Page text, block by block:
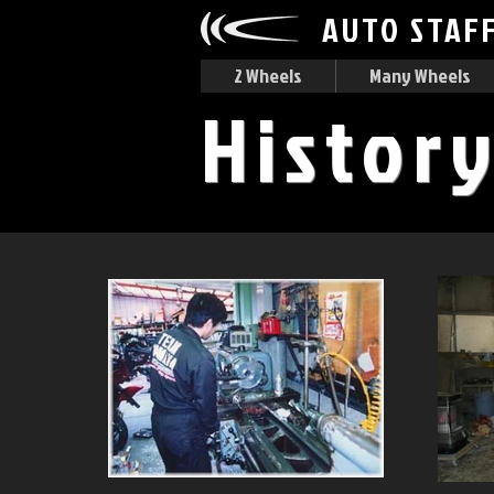
AUTO
2 Wheels Many Wheels